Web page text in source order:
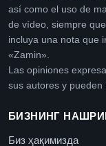
así como el uso de
de vídeo, siempre
incluya una nota que
«Zamin».
Las opiniones
sus autores y pueden
БИЗНИНГ
Биз ҳақимизда